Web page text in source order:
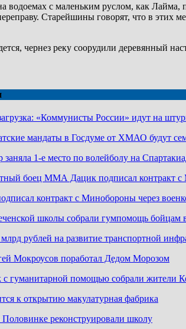
водоемах с маленьким руслом, как Лайма,
Старейшины говорят, что в этих
чернез реку соорудили деревянный
«Коммунисты России» идут на
мандаты в Госдуме от ХМАО будут
заняла 1-е место по волейболу на
боец ММА Дацик подписал контракт
контракт с Минобороны через
школы собрали гумпомощь бойцам
рублей на развитие транспортной
Мокроусов поработал Дедом Морозом
с гуманитарной помощью собрали жители
к открытию макулатурная фабрика
реконструировали школу